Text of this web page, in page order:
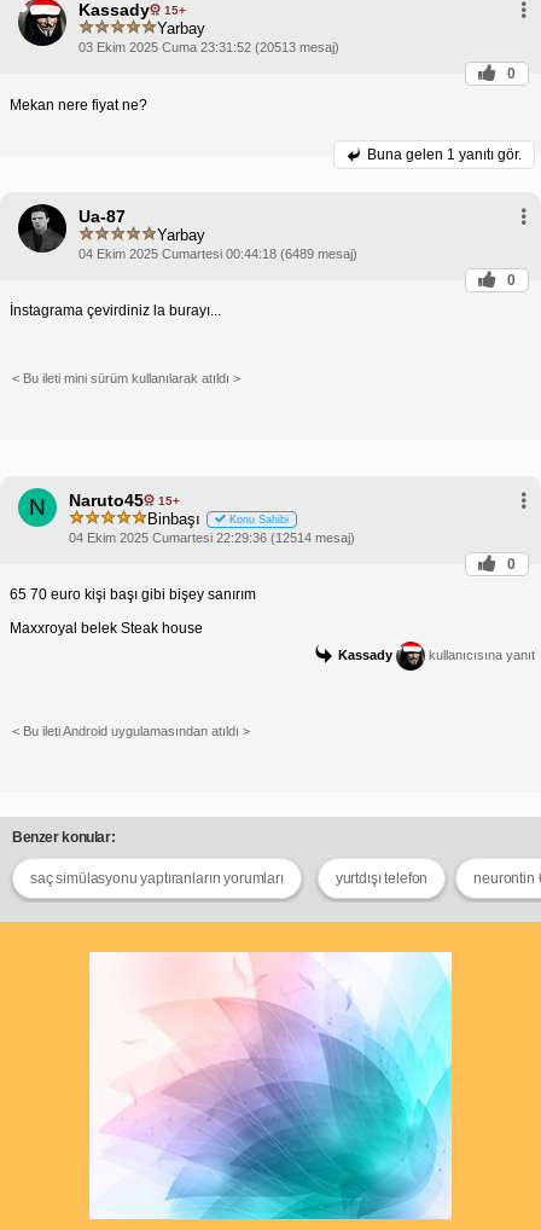
Kassady 15+
Yarbay
03 Ekim 2025 Cuma 23:31:52 (20513 mesaj)
0
Mekan nere fiyat ne?
Buna gelen 1 yanıtı gör.
Ua-87
Yarbay
04 Ekim 2025 Cumartesi 00:44:18 (6489 mesaj)
0
İnstagrama çevirdiniz la burayı...
< Bu ileti mini sürüm kullanılarak atıldı >
N Naruto45 15+
Binbaşı Konu Sahibi
04 Ekim 2025 Cumartesi 22:29:36 (12514 mesaj)
0
65 70 euro kişi başı gibi bişey sanırım
Maxxroyal belek Steak house
Kassady kullanıcısına yanıt
< Bu ileti Android uygulamasından atıldı >
Benzer konular:
saç simülasyonu yaptıranların yorumları yurtdışı telefon neurontin